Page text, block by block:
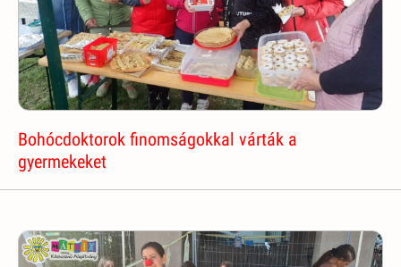
Bohócdoktorok finomságokkal várták a
gyermekeket